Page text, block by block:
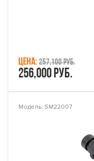
Цена: 257,100 руб.
256,000 руб.
Модель: SM22007